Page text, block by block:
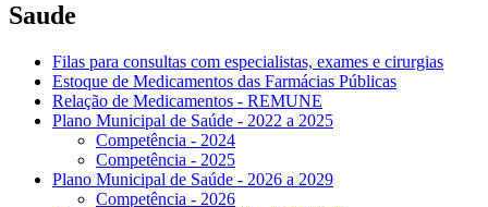
Saude
Filas para consultas com especialistas, exames e cirurgias
Estoque de Medicamentos das Farmácias Públicas
Relação de Medicamentos - REMUNE
Plano Municipal de Saúde - 2022 a 2025
Competência - 2024
Competência - 2025
Plano Municipal de Saúde - 2026 a 2029
Competência - 2026